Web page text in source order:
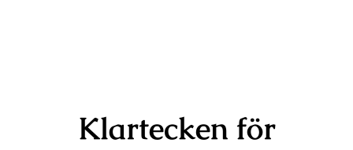
Klartecken för